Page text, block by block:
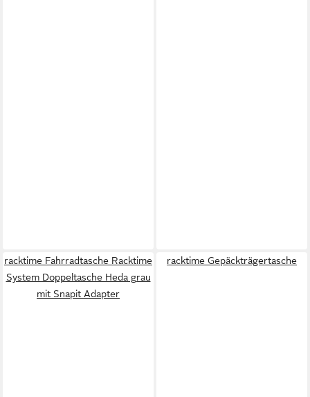
racktime Fahrradtasche Racktime
System Doppeltasche Heda grau
mit Snapit Adapter
racktime Gepäckträgertasche